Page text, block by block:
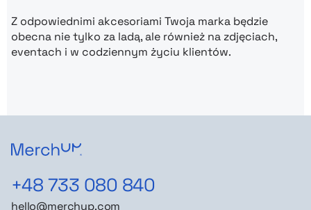
Z odpowiednimi akcesoriami Twoja marka będzie
obecna nie tylko za ladą, ale również na zdjęciach,
eventach i w codziennym życiu klientów.
+48 733 080 840
hello@merchup.com